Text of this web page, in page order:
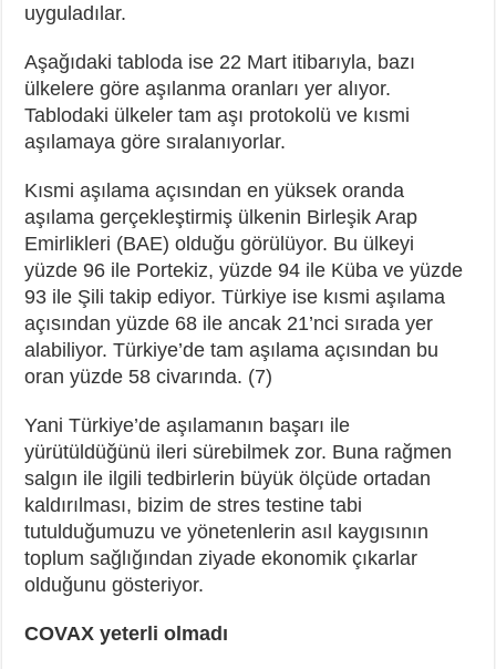
uyguladılar.
Aşağıdaki tabloda ise 22 Mart itibarıyla, bazı
ülkelere göre aşılanma oranları yer alıyor.
Tablodaki ülkeler tam aşı protokolü ve kısmi
aşılamaya göre sıralanıyorlar.
Kısmi aşılama açısından en yüksek oranda
aşılama gerçekleştirmiş ülkenin Birleşik Arap
Emirlikleri (BAE) olduğu görülüyor. Bu ülkeyi
yüzde 96 ile Portekiz, yüzde 94 ile Küba ve yüzde
93 ile Şili takip ediyor. Türkiye ise kısmi aşılama
açısından yüzde 68 ile ancak 21’nci sırada yer
alabiliyor. Türkiye’de tam aşılama açısından bu
oran yüzde 58 civarında. (7)
Yani Türkiye’de aşılamanın başarı ile
yürütüldüğünü ileri sürebilmek zor. Buna rağmen
salgın ile ilgili tedbirlerin büyük ölçüde ortadan
kaldırılması, bizim de stres testine tabi
tutulduğumuzu ve yönetenlerin asıl kaygısının
toplum sağlığından ziyade ekonomik çıkarlar
olduğunu gösteriyor.
COVAX yeterli olmadı